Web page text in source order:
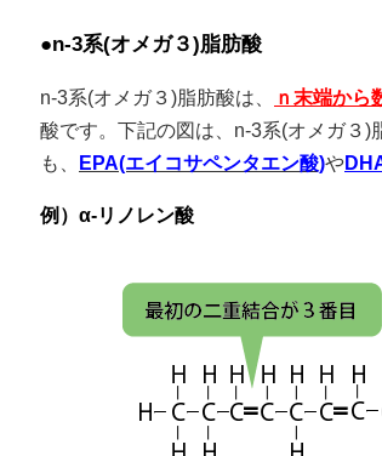
●n-3系(オメガ３)脂肪酸
n-3系(オメガ３)脂肪酸は、 ｎ末端から
酸です。下記の図は、n-3系(オメガ３)
も、
EPA(エイコサペンタエン酸)や
例）α-リノレン酸